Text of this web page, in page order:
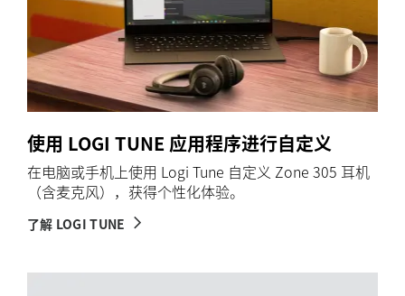
使用 LOGI TUNE 应用程序进行自定义
在电脑或手机上使用 Logi Tune 自定义 Zone 305 耳机
（含麦克风），获得个性化体验。
了解 LOGI TUNE